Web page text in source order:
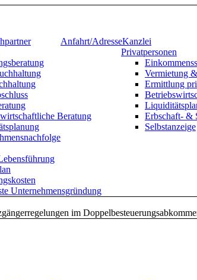
Kanzlei
Anfahrt/Adresse
Beratung
Privatpersonen
Vermietung
Ermittlung
Erbschaft- &
Selbstanzeige
Unternehmensgründung
im